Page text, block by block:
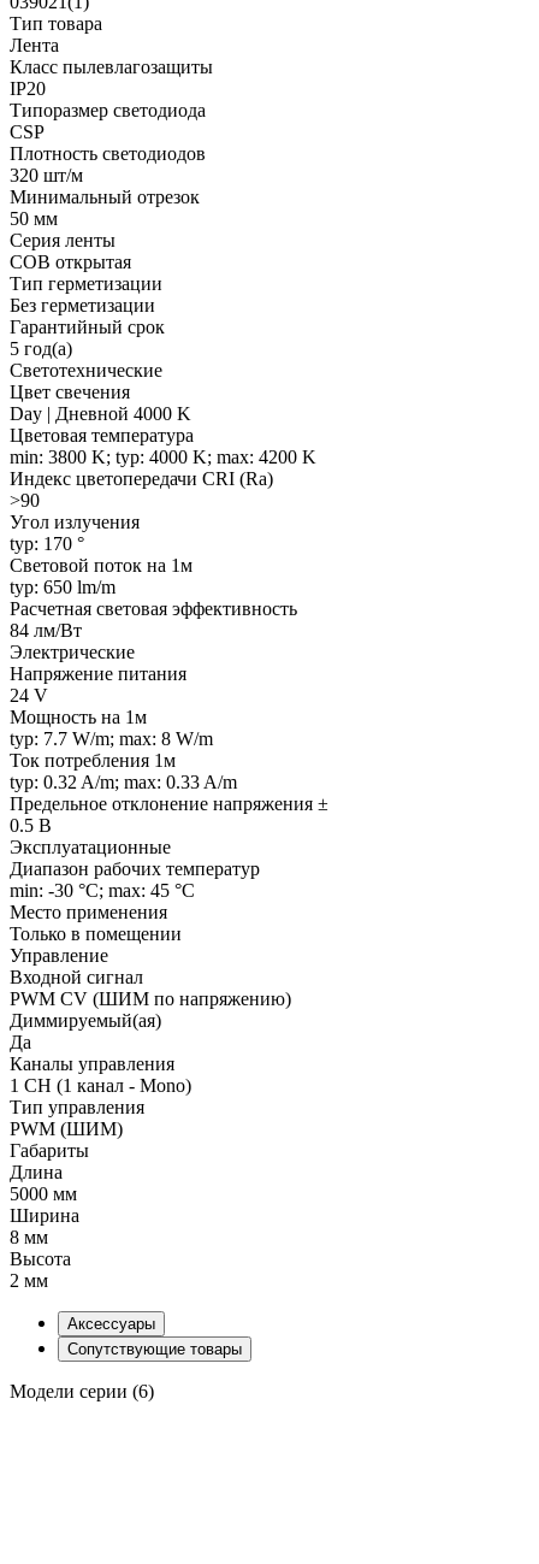
Тип товара
Лента
Класс пылевлагозащиты
IP20
Типоразмер светодиода
CSP
Плотность светодиодов
320 шт/м
Минимальный отрезок
50 мм
Серия ленты
COB открытая
Тип герметизации
Без герметизации
Гарантийный срок
5 год(а)
Светотехнические
Цвет свечения
Day | Дневной 4000 K
Цветовая температура
min: 3800 K; typ: 4000 K; max: 4200 K
Индекс цветопередачи CRI (Ra)
>90
Угол излучения
typ: 170 °
Световой поток на 1м
typ: 650 lm/m
Расчетная световая эффективность
84 лм/Вт
Электрические
Напряжение питания
24 V
Мощность на 1м
typ: 7.7 W/m; max: 8 W/m
Ток потребления 1м
typ: 0.32 A/m; max: 0.33 A/m
Предельное отклонение напряжения ±
0.5 В
Эксплуатационные
Диапазон рабочих температур
min: -30 °C; max: 45 °C
Место применения
Только в помещении
Управление
Входной сигнал
PWM СV (ШИМ по напряжению)
Диммируемый(ая)
Да
Каналы управления
1 CH (1 канал - Mono)
Тип управления
PWM (ШИМ)
Габариты
Длина
5000 мм
Ширина
8 мм
Высота
2 мм
Аксессуары
Сопутствующие товары
Модели серии (6)